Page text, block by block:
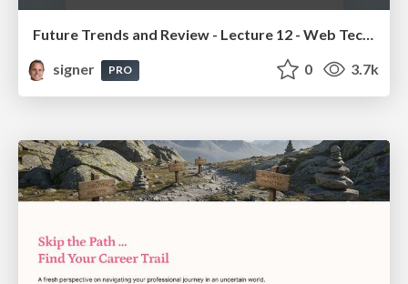
Future Trends and Review - Lecture 12 - Web Technologies (1019888BNR)
signer
PRO 0 3.7k